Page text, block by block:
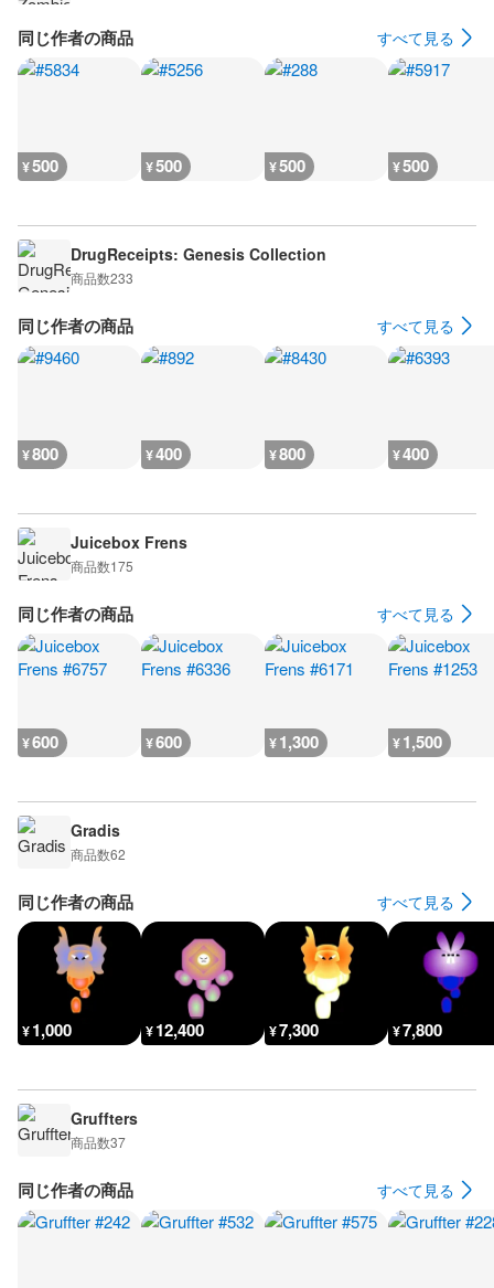
同じ作者の商品 すべて見る
¥500 ¥500 ¥500 ¥500
DrugReceipts: Genesis Collection
商品数233
同じ作者の商品 すべて見る
¥800 ¥400 ¥800 ¥400
Juicebox Frens
商品数175
同じ作者の商品 すべて見る
¥600 ¥600 ¥1,300 ¥1,500
Gradis
商品数62
同じ作者の商品 すべて見る
¥1,000 ¥12,400 ¥7,300 ¥7,800
Gruffters
商品数37
同じ作者の商品 すべて見る